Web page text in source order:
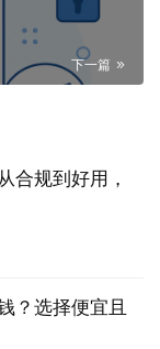
下一篇
合规到好用，
？选择便宜且